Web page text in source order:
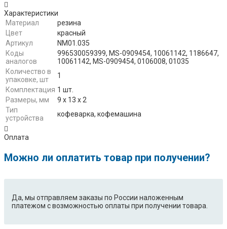
Характеристики
Материал
резина
Цвет
красный
Артикул
NM01.035
Коды
аналогов
996530059399, MS-0909454, 10061142, 1186647,
10061142, MS-0909454, 0106008, 01035
Количество в
упаковке, шт
1
Комплектация 1 шт.
Размеры, мм
9 х 13 х 2
Тип
устройства
кофеварка, кофемашина
Оплата
Можно ли оплатить товар при получении?
Да, мы отправляем заказы по России наложенным
платежом с возможностью оплаты при получении товара.